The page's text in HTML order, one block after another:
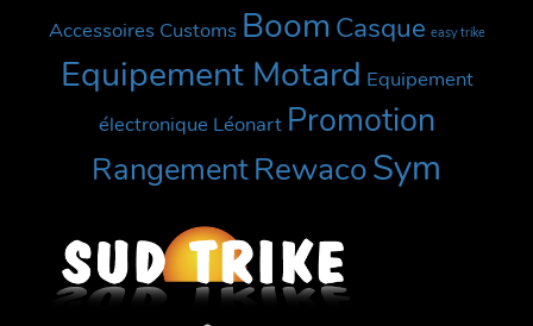
Accessoires Customs Boom Casque easy trike
Equipement Motard Equipement
électronique Léonart Promotion
RangementRewacoSym